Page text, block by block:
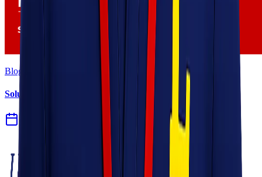
Blog
Solusi Logistik untuk Perusahaan Manufaktur